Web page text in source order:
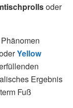
oder
Yellow
Ergebnis
Fuß